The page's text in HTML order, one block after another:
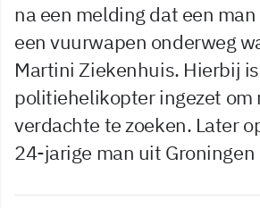
na een melding dat een
een vuurwapen onderweg
Martini Ziekenhuis. Hierbij
politiehelikopter ingezet om
verdachte te zoeken. Later
24-jarige man uit